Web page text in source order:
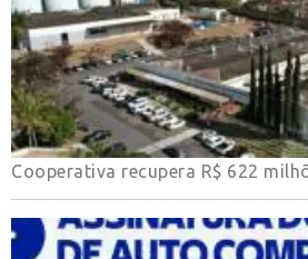
Cooperativa recupera R$ 622